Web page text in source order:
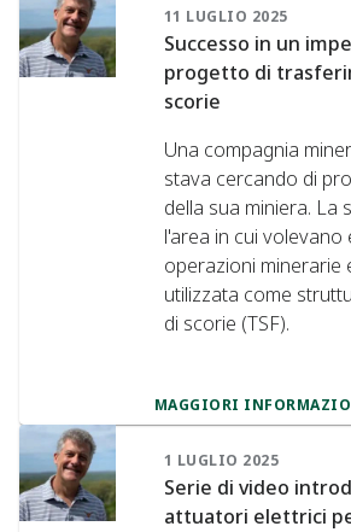
11 LUGLIO 2025
Successo in un
progetto di
scorie
Una compagnia
stava cercando di
della sua miniera. La
l'area in cui volevano
operazioni minerarie
utilizzata come
di scorie (TSF).
MAGGIORI
1 LUGLIO 2025
Serie di video
attuatori elettrici